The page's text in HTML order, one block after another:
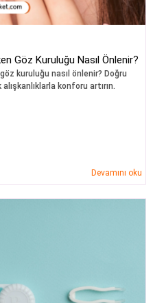
Göz Kuruluğu Nasıl Önlenir?
kuruluğu nasıl önlenir? Doğru
konforu artırın.
Devamını oku